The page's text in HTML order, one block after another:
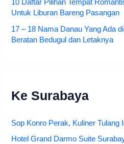
10 Daftar Pilihan Tempat
Untuk Liburan Bareng Pasangan
17 – 18 Nama Danau Yang Ada
Beratan Bedugul dan Letaknya
Ke Surabaya
Sop Konro Perak, Kuliner Tulang
Hotel Grand Darmo Suite